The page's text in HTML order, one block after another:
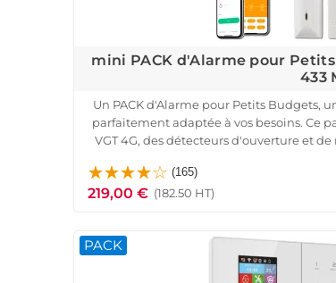
mini PACK d'Alarme pour
433
Un PACK d'Alarme pour Petits Budgets,
parfaitement adaptée à vos besoins. Ce
VGT 4G, des détecteurs d'ouverture et
Grâce à la technologie de transmission
portée de transmission (jusqu'à 200 m)
système vous assure une réactivité
configuration sont simples, et vous
(165)
219,00 € (182.50 HT)
PACK